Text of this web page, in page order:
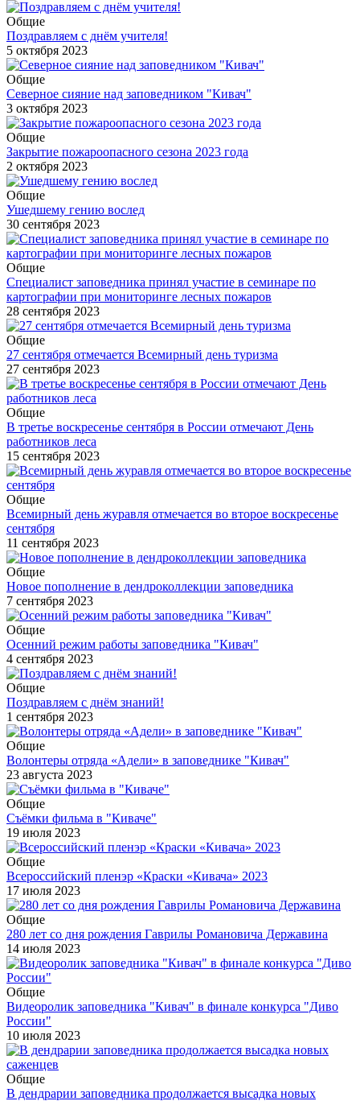
Общие
Поздравляем с днём учителя!
5 октября 2023
Общие
Северное сияние над заповедником "Кивач"
3 октября 2023
Общие
Закрытие пожароопасного сезона 2023 года
2 октября 2023
Общие
Ушедшему гению вослед
30 сентября 2023
Общие
Специалист заповедника принял участие в семинаре по
картографии при мониторинге лесных пожаров
28 сентября 2023
Общие
27 сентября отмечается Всемирный день туризма
27 сентября 2023
Общие
В третье воскресенье сентября в России отмечают День
работников леса
15 сентября 2023
Общие
Всемирный день журавля отмечается во второе воскресенье
сентября
11 сентября 2023
Общие
Новое пополнение в дендроколлекции заповедника
7 сентября 2023
Общие
Осенний режим работы заповедника "Кивач"
4 сентября 2023
Общие
Поздравляем с днём знаний!
1 сентября 2023
Общие
Волонтеры отряда «Адели» в заповеднике "Кивач"
23 августа 2023
Общие
Съёмки фильма в "Киваче"
19 июля 2023
Общие
Всероссийский пленэр «Краски «Кивача» 2023
17 июля 2023
Общие
280 лет со дня рождения Гаврилы Романовича Державина
14 июля 2023
Общие
Видеоролик заповедника "Кивач" в финале конкурса "Диво
России"
10 июля 2023
Общие
В дендрарии заповедника продолжается высадка новых